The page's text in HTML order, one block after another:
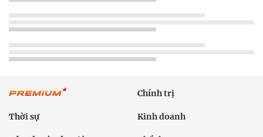
Chính trị
Thời sự Kinh doanh